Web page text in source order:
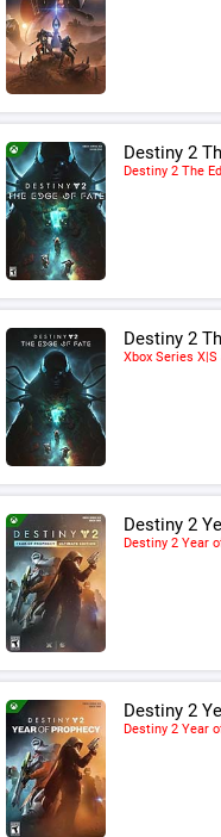
Destiny 2
Destiny 2 The
Destiny 2
Xbox Series X|S
Destiny 2
Destiny 2 Year
Destiny 2
Destiny 2 Year